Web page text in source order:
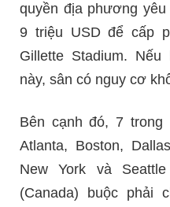
quyền địa phương
9 triệu USD để cấp
Gillette Stadium.
này, sân có nguy cơ
Bên cạnh đó, 7
Atlanta, Boston,
New York và
(Canada) buộc phải